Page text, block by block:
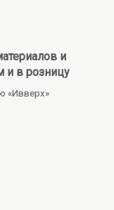
и
и в розницу
«Ивверх»